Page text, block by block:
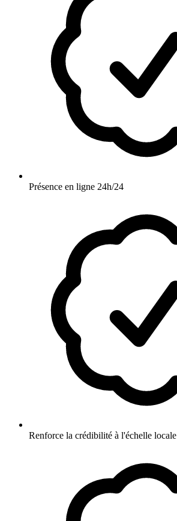
Présence en ligne 24h/24
Renforce la crédibilité à l'échelle locale